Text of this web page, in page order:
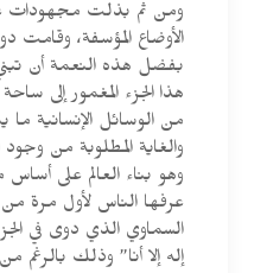
ومن ثم بذلت مجهودات
الأوضاع المؤسفة، وقامت
بفضل هذه النعمة أن تبني
هذا الجزء المغمور إلى
من الوسائل الإنسانية ما
والغاية المطلوبة من وجود
وهو بناء العالم على أساس
عرفها الناس لأول مرة
السماوي الذي دوى في
إله إلا أنا” وذلك